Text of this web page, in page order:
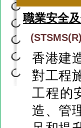
職業安全
香港建
對工程
工程的
造、管